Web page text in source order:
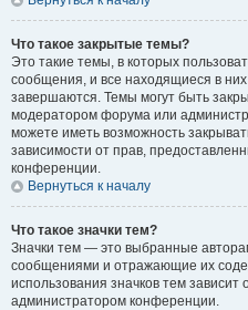
Что такое закрытые темы?
Это такие темы, в которых
сообщения, и все находящиеся в
завершаются. Темы могут быть
модератором форума или
можете иметь возможность
зависимости от прав,
конференции.
Вернуться к началу
Что такое значки тем?
Значки тем — это выбранные
сообщениями и отражающие их
использования значков тем
администратором конференции.